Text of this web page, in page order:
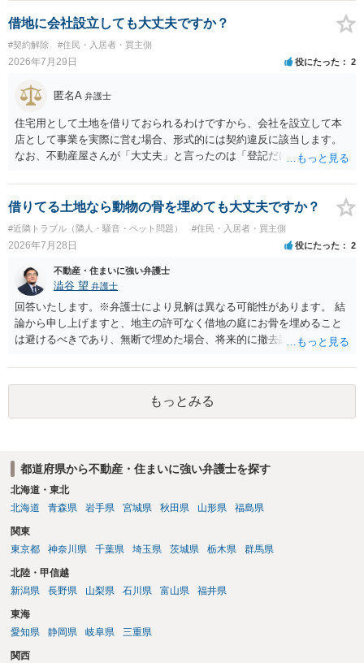
た理由は気になるところですが、中身のある返答は期待できないと思
います。
借地に会社設立しても大丈夫ですか？
#契約解除 #住民・入居者・買主側
2026年7月29日 役にたった 2
匿名A 弁護士
住宅用として土地を借りておられるわけですから、会社を設立して本
店として事業を実際に営む場合、形式的には契約違反に該当します。
なお、不動産屋さんが「大丈夫」と言ったのは「登記だけなら実務上
れますが、これは法的な保証ではありません。 ただ、解除まで認めら
れるかどうかについては信頼関係が破壊されたかどうかで判断されま
すので、建物を事務所・店舗用に大きく改築する等までなさらない限
り、リスクはそれほど大きくないかもしれません。 しかしそれでも、
大家さんが契約違反を口実に、将来の更新時に更新料の上乗せを要求
したり、立ち退きを迫る材料に使ったりする可能性は否定できませ
ん。
借りてる土地なら動物の骨を埋めても大丈夫ですか？
#近隣トラブル（隣人・騒音・ペット問題） #住民・入居者・買主側
2026年7月28日 役にたった 2
不動産・住まいに強い弁護士
澁谷 望 弁護士
回答いたします。※弁護士により見解は異なる可能性があります。 結
論から申し上げますと、地主の許可なく借地の庭にお骨を埋めること
は避けるべきであり、無断で埋めた場合、将来的に撤去請求や退去時
上、自分のペットの遺骨を埋める行為自体は墓地埋葬法違反や不法投
棄には該当しないため、犯罪になるわけではありません。しかし、建
物の所有者は質問者様であっても、土地の所有権はあくまで地主にあ
ります。そのため、地主に無断でお骨を埋める行為は、他人の所有権
事前に地主へ相談して許可を得るか、土地に直接埋めずに大きめの鉢
植え等で供養する「プランター葬」や、ペット霊園等への納骨を検討
されるのが確実かと思います。
もっとみる
都道府県から不動産・住まいに強い弁護士を探す
北海道・東北
北海道
青森県 岩手県 宮城県 秋田県 山形県 福島県
関東
東京都
神奈川県 千葉県 埼玉県 茨城県 栃木県 群馬県
北陸・甲信越
新潟県
長野県 山梨県 石川県 富山県 福井県
東海
愛知県
静岡県 岐阜県 三重県
関西